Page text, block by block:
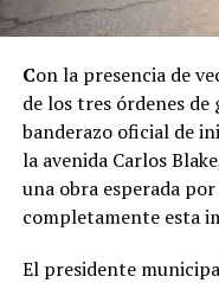
Con la presencia de
de los tres órdenes
banderazo oficial de
la avenida Carlos
una obra esperada
completamente esta
El presidente